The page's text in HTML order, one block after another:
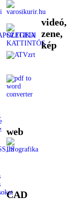
videó,
zene,
kép
web
CAD